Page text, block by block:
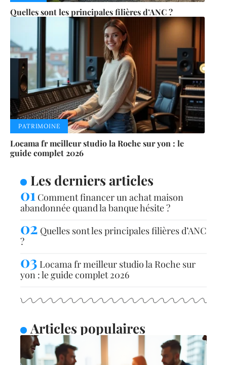
Quelles sont les principales filières d’ANC ?
PATRIMOINE
Locama fr meilleur studio la Roche sur yon : le
guide complet 2026
Les derniers articles
Comment financer un achat maison
abandonnée quand la banque hésite ?
Quelles sont les principales filières d’ANC
?
Locama fr meilleur studio la Roche sur
yon : le guide complet 2026
Articles populaires